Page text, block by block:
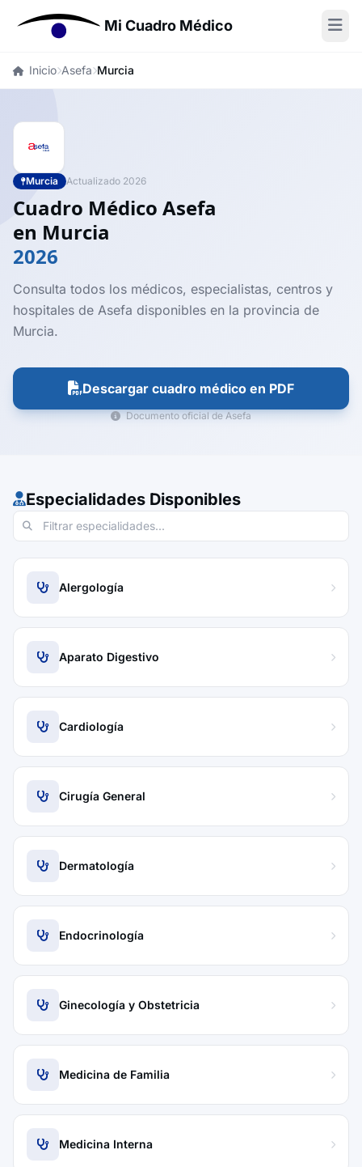
Mi Cuadro Médico
Inicio Asefa Murcia
Murcia Actualizado 2026
Cuadro Médico Asefa
en Murcia
2026
Consulta todos los médicos, especialistas, centros y
hospitales de Asefa disponibles en la provincia de
Murcia.
Descargar cuadro médico en PDF
Documento oficial de Asefa
Especialidades Disponibles
Alergología
Aparato Digestivo
Cardiología
Cirugía General
Dermatología
Endocrinología
Ginecología y Obstetricia
Medicina de Familia
Medicina Interna